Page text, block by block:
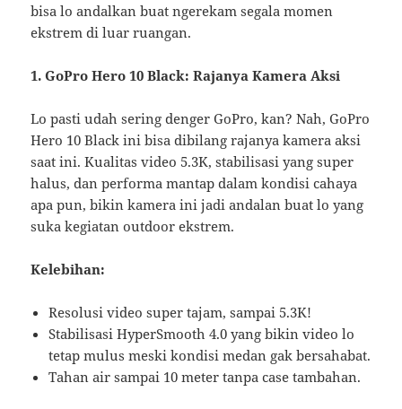
bisa lo andalkan buat ngerekam segala momen
ekstrem di luar ruangan.
1. GoPro Hero 10 Black: Rajanya Kamera Aksi
Lo pasti udah sering denger GoPro, kan? Nah, GoPro
Hero 10 Black ini bisa dibilang rajanya kamera aksi
saat ini. Kualitas video 5.3K, stabilisasi yang super
halus, dan performa mantap dalam kondisi cahaya
apa pun, bikin kamera ini jadi andalan buat lo yang
suka kegiatan outdoor ekstrem.
Kelebihan:
Resolusi video super tajam, sampai 5.3K!
Stabilisasi HyperSmooth 4.0 yang bikin video lo
tetap mulus meski kondisi medan gak bersahabat.
Tahan air sampai 10 meter tanpa case tambahan.